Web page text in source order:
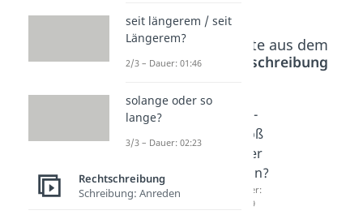
Beliebte Inhalte aus dem
Bereich
Rechtschreibung
Sie / sie
klein?
Dauer:
dir -
groß
oder
klein?
Dauer:
01:29
seit längerem / seit
Längerem?
2/3 – Dauer: 01:46
solange oder so
lange?
3/3 – Dauer: 02:23
Rechtschreibung
Schreibung: Anreden